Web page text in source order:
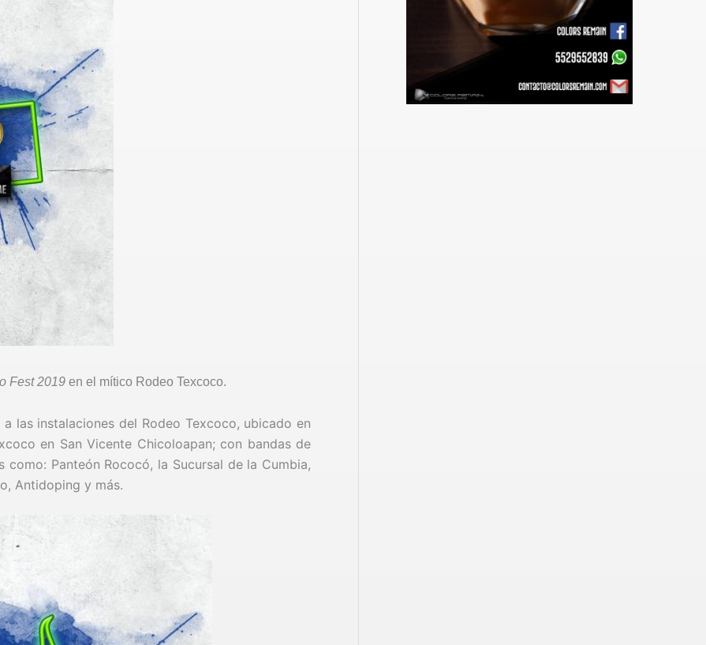
Fest 2019 en el mítico Rodeo Texcoco.
las instalaciones del Rodeo Texcoco, ubicado en
en San Vicente Chicoloapan; con bandas de
Panteón Rococó, la Sucursal de la Cumbia,
Antidoping y más.